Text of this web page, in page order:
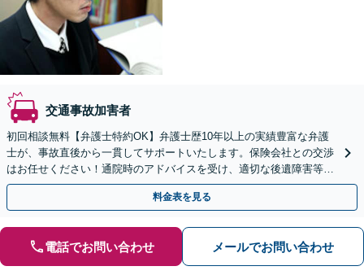
交通事故加害者
初回相談無料【弁護士特約OK】弁護士歴10年以上の実績豊富な弁護
士が、事故直後から一貫してサポートいたします。保険会社との交渉
はお任せください！通院時のアドバイスを受け、適切な後遺障害等級
認定で賠償金アップ【休日・夜間面談可】
料金表を見る
電話でお問い合わせ メールでお問い合わせ